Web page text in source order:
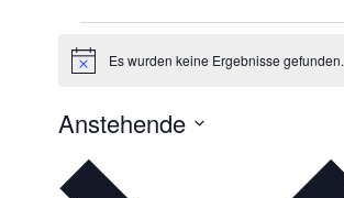
Veranstaltungen
HinweisEs wurden keine Ergebnisse gefunden.
Anstehende
wählen.